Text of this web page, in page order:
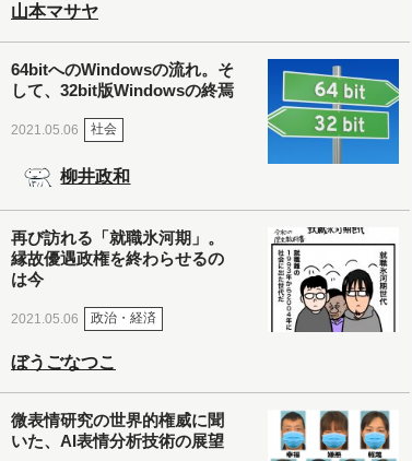
山本マサヤ
64bitへのWindowsの流れ。そ
して、32bit版Windowsの終焉
2021.05.06 社会
柳井政和
再び訪れる「就職氷河期」。
縁故優遇政権を終わらせるの
は今
2021.05.06 政治・経済
ぼうごなつこ
微表情研究の世界的権威に聞
いた、AI表情分析技術の展望